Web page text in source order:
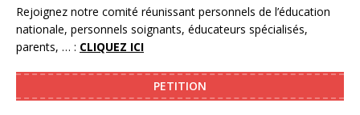
Rejoignez notre comité réunissant personnels de l’éducation
nationale, personnels soignants, éducateurs spécialisés,
parents, … : CLIQUEZ ICI
PETITION